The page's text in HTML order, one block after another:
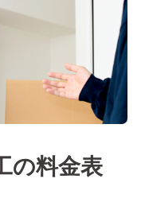
の料金表